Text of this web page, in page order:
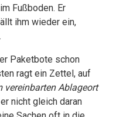
Fußboden. Er
ihm wieder ein,
Paketbote schon
ragt ein Zettel, auf
vereinbarten Ablageort
nicht gleich daran